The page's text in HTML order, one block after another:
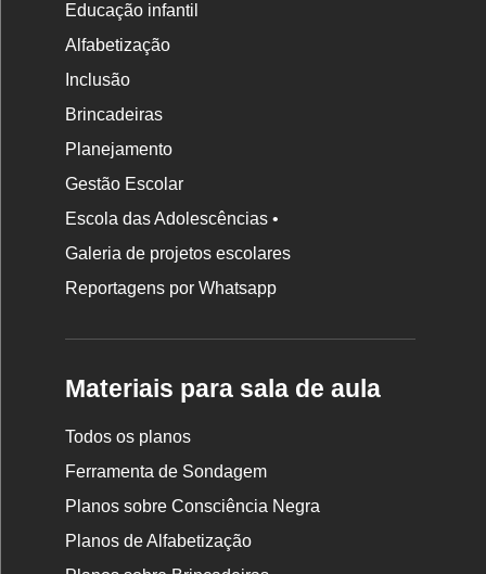
Educação infantil
Alfabetização
Inclusão
Brincadeiras
Planejamento
Gestão Escolar
Escola das Adolescências •
Galeria de projetos escolares
Reportagens por Whatsapp
Materiais para sala de aula
Todos os planos
Ferramenta de Sondagem
Planos sobre Consciência Negra
Planos de Alfabetização